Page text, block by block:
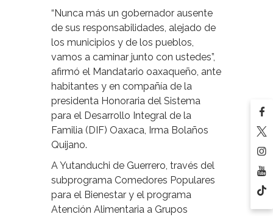
“Nunca más un gobernador ausente
de sus responsabilidades, alejado de
los municipios y de los pueblos,
vamos a caminar junto con ustedes”,
afirmó el Mandatario oaxaqueño, ante
habitantes y en compañía de la
presidenta Honoraria del Sistema
para el Desarrollo Integral de la
Familia (DIF) Oaxaca, Irma Bolaños
Quijano.
A Yutanduchi de Guerrero, través del
subprograma Comedores Populares
para el Bienestar y el programa
Atención Alimentaria a Grupos